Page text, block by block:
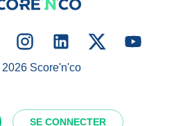
SE CONNECTER
2026Score'n'co